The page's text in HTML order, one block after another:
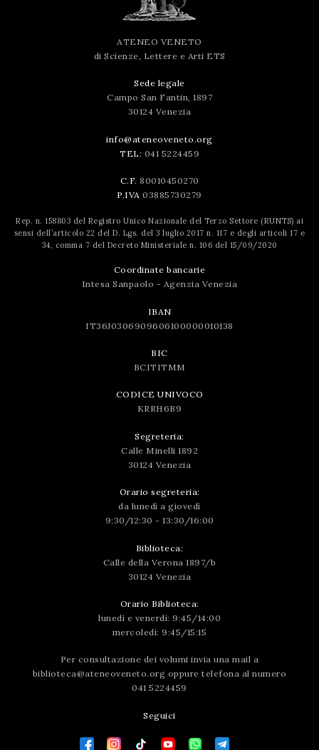
ATENEO VENETO
di Scienze, Lettere e Arti ETS
Sede legale
Campo San Fantin, 1897
30124 Venezia
info@ateneoveneto.org
TEL: 041 5224459
C.F. 80010450270
P.IVA 03885730279
Rep. n. 158803 del Registro Unico Nazionale del Terzo Settore (RUNTS) ai
sensi dell’articolo 22 del D. Lgs. del 3 luglio 2017 n. 117 e degli articoli 17 e
34, comma 7 del Decreto Ministeriale n. 106 del 15/09/2020
Coordinate bancarie
Intesa Sanpaolo - Agenzia Venezia
IBAN
IT36J0306909606100000010138
BIC
BCITITMM
CODICE UNIVOCO
KRRH6B9
Segreteria:
Calle Minelli 1892
30124 Venezia
Orario segreteria:
da lunedì a giovedì
9:30/12:30 - 13:30/16:00
Biblioteca:
Calle della Verona 1897/b
30124 Venezia
Orario Biblioteca:
lunedì e venerdì: 9:45/14:00
mercoledì: 9:45/15:15
Per consultazione dei volumi invia una mail a
biblioteca@ateneoveneto.org oppure telefona al numero
041 5224459
Seguici